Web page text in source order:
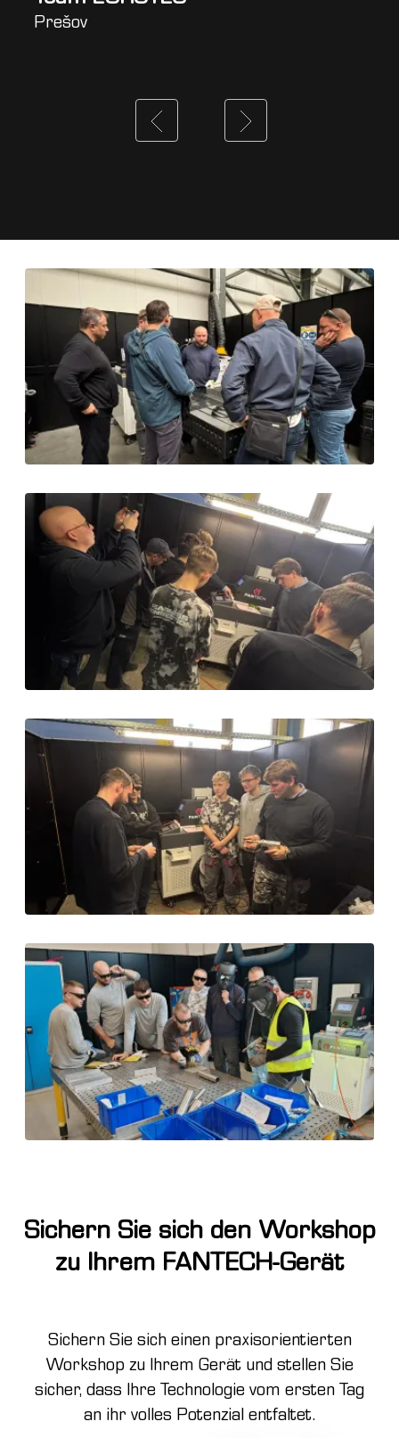
Prešov
Sichern Sie sich den Workshop
zu Ihrem FANTECH-Gerät
Sichern Sie sich einen praxisorientierten
Workshop zu Ihrem Gerät und stellen Sie
sicher, dass Ihre Technologie vom ersten Tag
an ihr volles Potenzial entfaltet.